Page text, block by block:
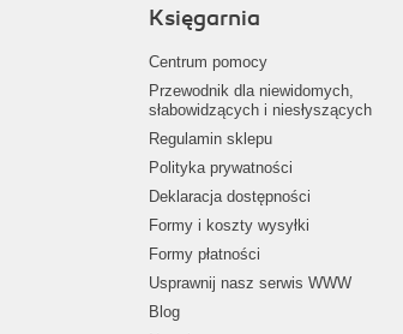
Księgarnia
Centrum pomocy
Przewodnik dla niewidomych,
słabowidzących i niesłyszących
Regulamin sklepu
Polityka prywatności
Deklaracja dostępności
Formy i koszty wysyłki
Formy płatności
Usprawnij nasz serwis WWW
Blog